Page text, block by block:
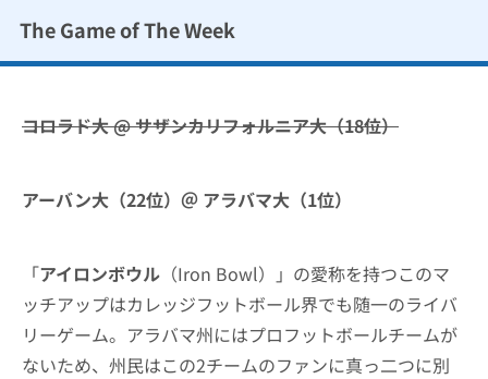
The Game of The Week
コロラド大 @ サザンカリフォルニア大（18位）
アーバン大（22位）＠ アラバマ大（1位）
「アイロンボウル （Iron Bowl）」の愛称を持つこのマ
ッチアップはカレッジフットボール界でも随一のライバ
リーゲーム。アラバマ州にはプロフットボールチームが
ないため、州民はこの2チームのファンに真っ二つに別